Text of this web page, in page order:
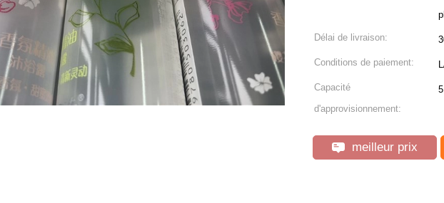
Délai de livraison:
Conditions de paiement:
Capacité
d'approvisionnement:
meilleur prix